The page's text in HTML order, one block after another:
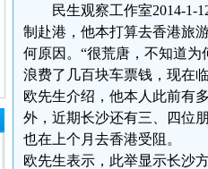
民生观察工作室2014-1-
制赴港，他本打算去香港旅
何原因。“很荒唐，不知道
浪费了几百块车票钱，现在
欧先生介绍，他本人此前有
外，近期长沙还有三、四位
也在上个月去香港受阻。
欧先生表示，此举显示长沙